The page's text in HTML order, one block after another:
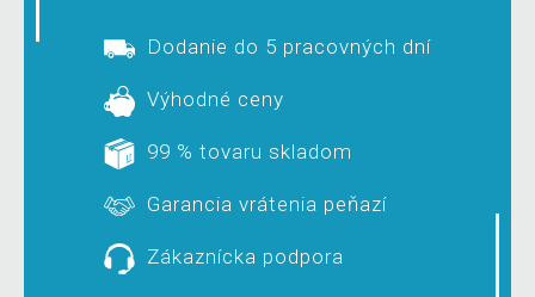
Dodanie do 5 pracovných dní
Výhodné ceny
99 % tovaru skladom
Garancia vrátenia peňazí
Zákaznícka podpora